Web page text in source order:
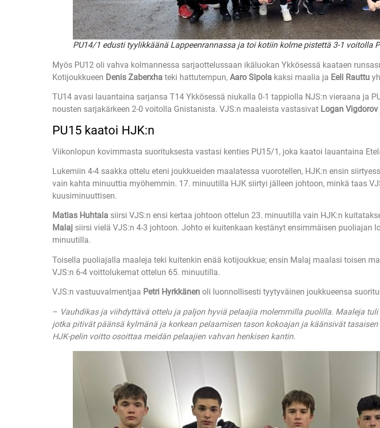
PU14/1 edusti tyylikkäänä Lappeenrannassa ja toi kotiin kolme pistettä 3-1 voitolla
Myös PU12 oli vahva kolmannessa sarjaottelussaan ikäluokan Ykkösessä kaataen
Kotijoukkueen Denis Zaberxha teki hattutempun, Aaro Sipola kaksi maalia ja Eeli Rauttu
TU14 avasi lauantaina sarjansa T14 Ykkösessä niukalla 0-1 tappiolla NJS:n vieraana ja
nousten sarjakärkeen 2-0 voitolla Gnistanista. VJS:n maaleista vastasivat Logan Vigdorov
PU15 kaatoi HJK:n
Viikonlopun kovimmasta suorituksesta vastasi kenties PU15/1, joka kaatoi lauantaina
Lukemiin 4-4 saakka ottelu eteni joukkueiden maalatessa vuorotellen, HJK:n ensin
vain kahta minuuttia myöhemmin. 17. minuutilla HJK siirtyi jälleen johtoon, minkä taas
kuusiminuuttisen.
Matias Huhtala siirsi VJS:n ensi kertaa johtoon ottelun 23. minuutilla vain HJK:n
Malaj siirsi vielä VJS:n 4-3 johtoon. Johto ei kuitenkaan kestänyt ensimmäisen puoliajan
minuutilla.
Toisella puoliajalla maaleja teki kuitenkin enää kotijoukkue; ensin Malaj maalasi toisen
VJS:n 6-4 voittolukemat ottelun 65. minuutilla.
VJS:n vastuuvalmentjaa Petri Hyrkkänen oli luonnollisesti tyytyväinen joukkueensa
– Vauhdikas ja viihdyttävä ottelu ja paljon hyviä pelaajia molemmilla puolilla. Maaleja
jotka pitivät päänsä kylmänä ja korkean pelaamisen tason kokoajan ja käänsivät
HJK-pelin voitto osoittaa meidän pelaajien vahvan henkisen kantin.